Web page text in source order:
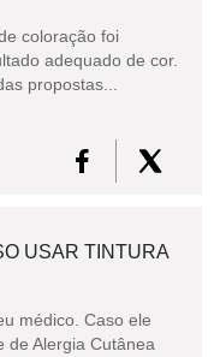
coloração foi
adequado de cor.
propostas...
USAR TINTURA
médico. Caso ele
de Alergia Cutânea